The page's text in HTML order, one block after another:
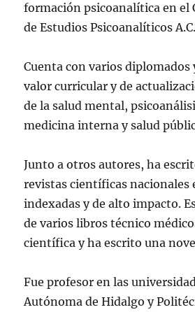
formación psicoanalítica en el
de Estudios Psicoanalíticos A.C.
Cuenta con varios diplomados
valor curricular y de
de la salud mental,
medicina interna y salud
Junto a otros autores, ha
revistas científicas nacionales
indexadas y de alto impacto.
de varios libros técnico
científica y ha escrito una
Fue profesor en las
Autónoma de Hidalgo y